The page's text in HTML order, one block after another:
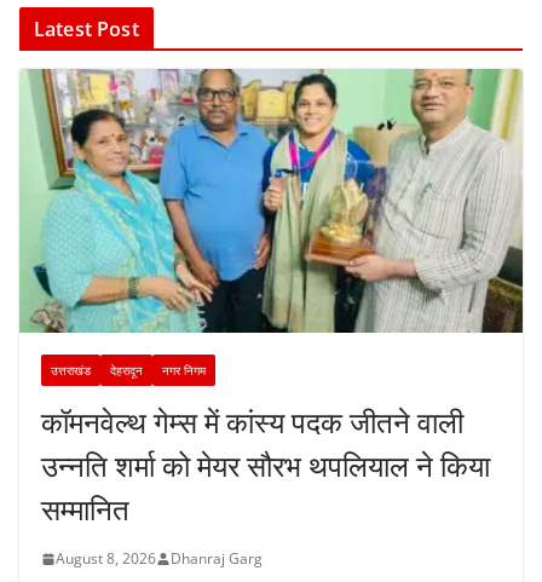
Latest Post
उत्तराखंड देहरादून नगर निगम
कॉमनवेल्थ गेम्स में कांस्य पदक जीतने वाली
उन्नति शर्मा को मेयर सौरभ थपलियाल ने किया
सम्मानित
August 8, 2026 Dhanraj Garg